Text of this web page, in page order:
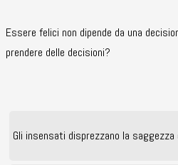
Essere felici non dipende da una
prendere delle decisioni?
Gli insensati disprezzano la saggezza